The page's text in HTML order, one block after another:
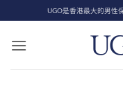
to
content
UGO是香港最大的男性